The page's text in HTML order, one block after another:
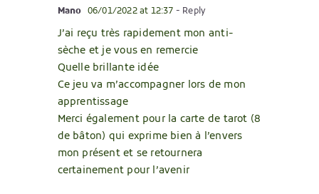
Mano 06/01/2022 at 12:37 - Reply
J’ai reçu très rapidement mon anti-
sèche et je vous en remercie
Quelle brillante idée
Ce jeu va m’accompagner lors de mon
apprentissage
Merci également pour la carte de tarot (8
de bâton) qui exprime bien à l’envers
mon présent et se retournera
certainement pour l’avenir